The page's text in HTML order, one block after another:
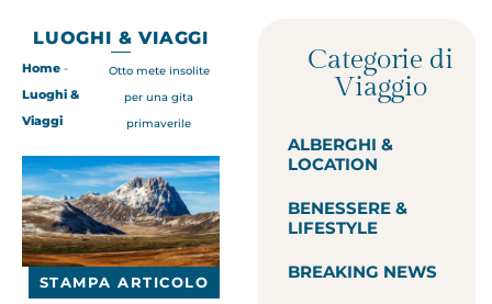
LUOGHI & VIAGGI
Home -
Luoghi &
Viaggi
Otto mete insolite
per una gita
primaverile
STAMPA ARTICOLO
Categorie di
Viaggio
ALBERGHI &
LOCATION
BENESSERE &
LIFESTYLE
BREAKING NEWS